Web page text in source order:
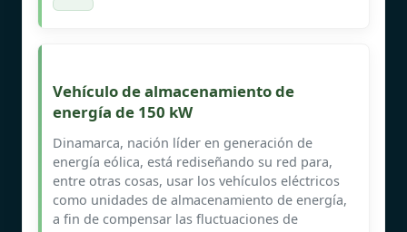
Vehículo de almacenamiento de
energía de 150 kW
Dinamarca, nación líder en generación de
energía eólica, está rediseñando su red para,
entre otras cosas, usar los vehículos eléctricos
como unidades de almacenamiento de energía,
a fin de compensar las fluctuaciones de